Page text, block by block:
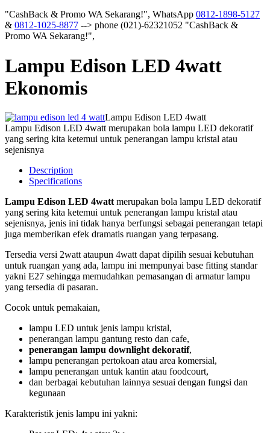
"CashBack & Promo WA Sekarang!", WhatsApp 0812-1898-5127
& 0812-1025-8877 --> phone (021)-62321052 "CashBack &
Promo WA Sekarang!",
Lampu Edison LED 4watt
Ekonomis
Lampu Edison LED 4watt
Lampu Edison LED 4watt merupakan bola lampu LED dekoratif
yang sering kita ketemui untuk penerangan lampu kristal atau
sejenisnya
Description
Specifications
Lampu Edison LED 4watt merupakan bola lampu LED dekoratif
yang sering kita ketemui untuk penerangan lampu kristal atau
sejenisnya, jenis ini tidak hanya berfungsi sebagai penerangan tetapi
juga memberikan efek dramatis ruangan yang terpasang.
Tersedia versi 2watt ataupun 4watt dapat dipilih sesuai kebutuhan
untuk ruangan yang ada, lampu ini mempunyai base fitting standar
yakni E27 sehingga memudahkan pemasangan di armatur lampu
yang tersedia di pasaran.
Cocok untuk pemakaian,
lampu LED untuk jenis lampu kristal,
penerangan lampu gantung resto dan cafe,
penerangan lampu downlight dekoratif,
lampu penerangan pertokoan atau area komersial,
lampu penerangan untuk kantin atau foodcourt,
dan berbagai kebutuhan lainnya sesuai dengan fungsi dan
kegunaan
Karakteristik jenis lampu ini yakni: